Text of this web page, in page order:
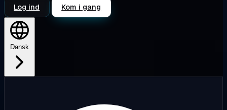
Log ind Kom i gang
Dansk